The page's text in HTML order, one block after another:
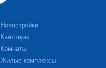
Новостройки
Квартиры
Комнаты
Жилые комплексы